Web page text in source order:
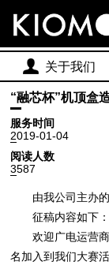
关于我们
“融芯杯”机顶盒
服务时间
2019-01-04
阅读人数
3587
由我公司主办的“
征稿内容如下：
欢迎广电运营商
名加入到我们大赛